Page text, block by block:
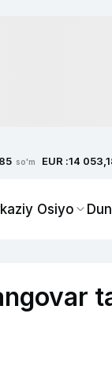
so'm EUR :14
Osiyo